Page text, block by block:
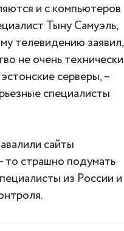
и с компьютеров
Тыну Самуэль,
телевидению заявил,
не очень технически
серверы, –
специалисты
сайты
то страшно подумать
из России и